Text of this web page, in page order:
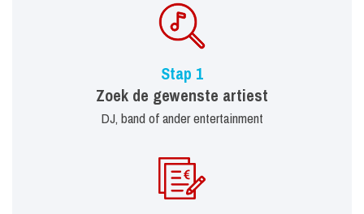
Stap 1
Zoek de gewenste artiest
DJ, band of ander entertainment